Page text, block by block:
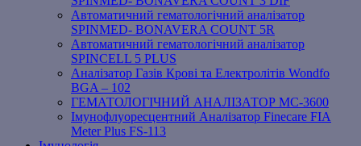
Автоматичний гематологічний аналізатор
SPINMED- BONAVERA COUNT 5R
Автоматичний гематологічний аналізатор
SPINCELL 5 PLUS
Аналізатор Газів Крові та Електролітів Wondfo
BGA – 102
ГЕМАТОЛОГІЧНИЙ АНАЛІЗАТОР MC-3600
Імунофлуоресцентний Аналізатор Finecare FIA
Meter Plus FS-113